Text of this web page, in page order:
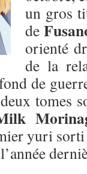
un gros
de
orienté
de la
de
tomes
yuri sorti